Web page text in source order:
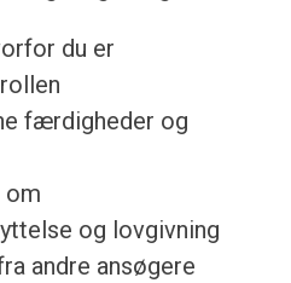
du er
færdigheder og
om
og lovgivning
andre ansøgere